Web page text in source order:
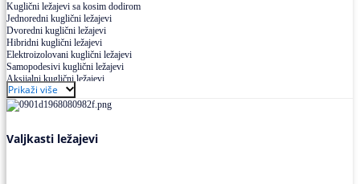
Kuglični ležajevi sa kosim dodirom
Jednoredni kuglični ležajevi
Dvoredni kuglični ležajevi
Hibridni kuglični ležajevi
Elektroizolovani kuglični ležajevi
Samopodesivi kuglični ležajevi
Aksijalni kuglični ležajevi
Kuglični ležajevi od nerđajućeg čelika
Prikaži više
Valjkasti ležajevi